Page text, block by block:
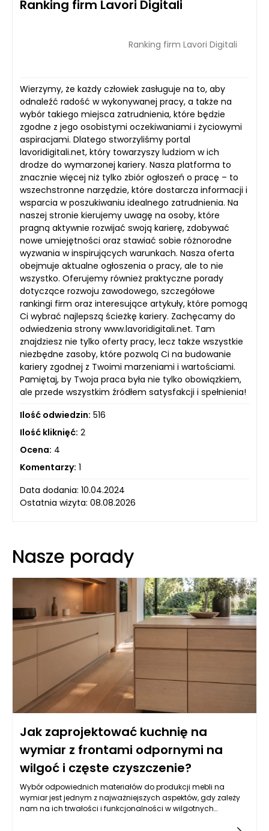
Ranking firm Lavori Digitali
Ranking firm Lavori Digitali
Wierzymy, że każdy człowiek zasługuje na to, aby
odnaleźć radość w wykonywanej pracy, a także na
wybór takiego miejsca zatrudnienia, które będzie
zgodne z jego osobistymi oczekiwaniami i życiowymi
aspiracjami. Dlatego stworzyliśmy portal
lavoridigitali.net, który towarzyszy ludziom w ich
drodze do wymarzonej kariery. Nasza platforma to
znacznie więcej niż tylko zbiór ogłoszeń o pracę – to
wszechstronne narzędzie, które dostarcza informacji i
wsparcia w poszukiwaniu idealnego zatrudnienia. Na
naszej stronie kierujemy uwagę na osoby, które
pragną aktywnie rozwijać swoją karierę, zdobywać
nowe umiejętności oraz stawiać sobie różnorodne
wyzwania w inspirujących warunkach. Nasza oferta
obejmuje aktualne ogłoszenia o pracy, ale to nie
wszystko. Oferujemy również praktyczne porady
dotyczące rozwoju zawodowego, szczegółowe
rankingi firm oraz interesujące artykuły, które pomogą
Ci wybrać najlepszą ścieżkę kariery. Zachęcamy do
odwiedzenia strony www.lavoridigitali.net. Tam
znajdziesz nie tylko oferty pracy, lecz także wszystkie
niezbędne zasoby, które pozwolą Ci na budowanie
kariery zgodnej z Twoimi marzeniami i wartościami.
Pamiętaj, by Twoja praca była nie tylko obowiązkiem,
ale przede wszystkim źródłem satysfakcji i spełnienia!
Ilość odwiedzin: 516
Ilość kliknięć: 2
Ocena: 4
Komentarzy: 1
Data dodania: 10.04.2024
Ostatnia wizyta: 08.08.2026
Nasze porady
Jak zaprojektować kuchnię na
wymiar z frontami odpornymi na
wilgoć i częste czyszczenie?
Wybór odpowiednich materiałów do produkcji mebli na
wymiar jest jednym z najważniejszych aspektów, gdy zależy
nam na ich trwałości i funkcjonalności w wilgotnych